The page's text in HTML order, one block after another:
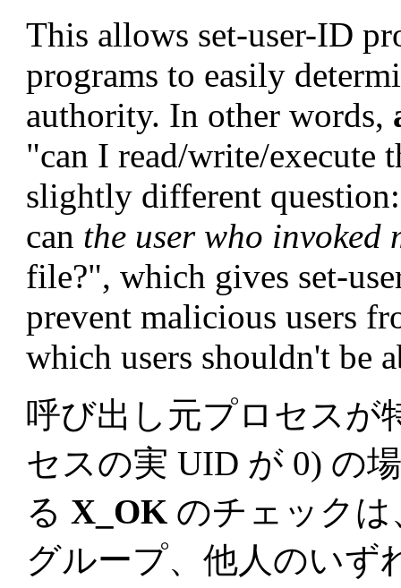
This allows set-user-ID
programs to easily
authority. In other words,
"can I read/write/execute
slightly different
can the user who invoked
file?", which gives set-
prevent malicious users
which users shouldn't be
呼び出し元プロセスが
セスの実 UID が 0) の
るX_OK のチェック
グループ、他人のいず